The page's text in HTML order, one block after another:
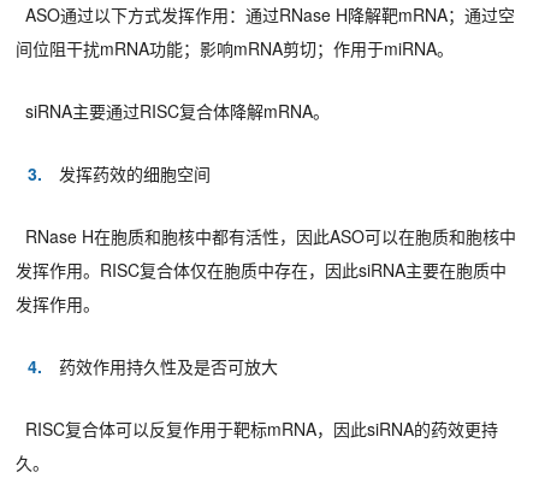
ASO通过以下方式发挥作用：通过RNase H降解靶mRNA；通过空
间位阻干扰mRNA功能；影响mRNA剪切；作用于miRNA。
siRNA主要通过RISC复合体降解mRNA。
3. 发挥药效的细胞空间
RNase H在胞质和胞核中都有活性，因此ASO可以在胞质和胞核中
发挥作用。RISC复合体仅在胞质中存在，因此siRNA主要在胞质中
发挥作用。
4. 药效作用持久性及是否可放大
RISC复合体可以反复作用于靶标mRNA，因此siRNA的药效更持
久。